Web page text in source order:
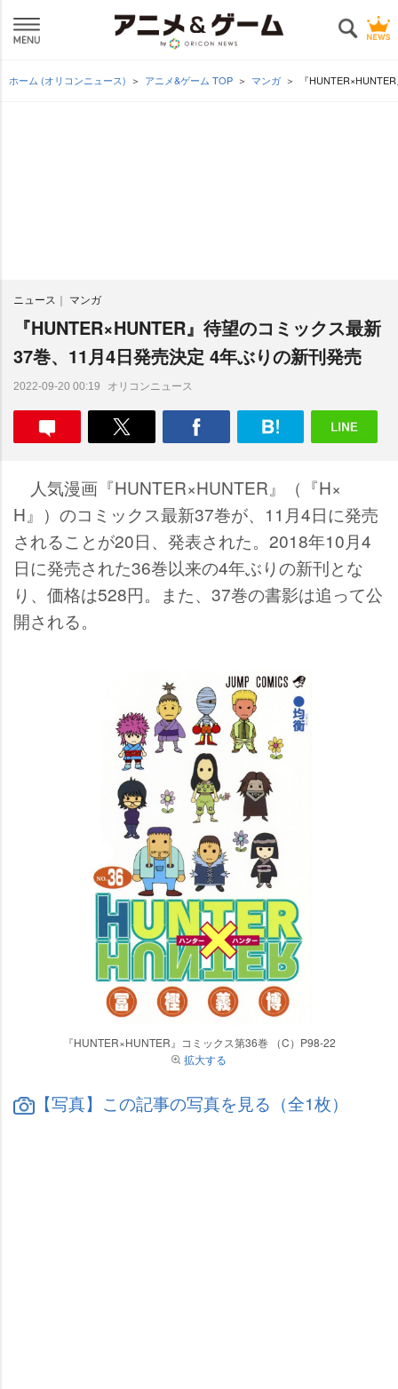
ホーム (オリコンニュース) アニメ&ゲーム TOP マンガ 『
ニュース マンガ
『HUNTER×HUNTER』待望のコミックス最新
37巻、11月4日発売決定 4年ぶりの新刊発売
2022-09-20 00:19 オリコンニュース
人気漫画『HUNTER×HUNTER』（『H×
H』）のコミックス最新37巻が、11月4日に発売
されることが20日、発表された。2018年10月4
日に発売された36巻以来の4年ぶりの新刊とな
り、価格は528円。また、37巻の書影は追って公
開される。
『HUNTER×HUNTER』コミックス第36巻 （C）P98-22
拡大する
【写真】この記事の写真を見る（全1枚）